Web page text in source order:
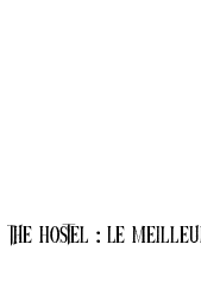
The Hostel : Le